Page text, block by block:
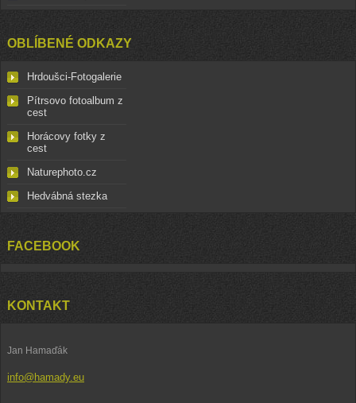
OBLÍBENÉ ODKAZY
Hrdoušci-Fotogalerie
Pítrsovo fotoalbum z
cest
Horácovy fotky z
cest
Naturephoto.cz
Hedvábná stezka
FACEBOOK
KONTAKT
Jan Hamaďák
info@hamady.eu